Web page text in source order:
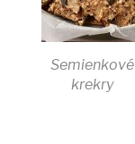
Semienkové
krekry